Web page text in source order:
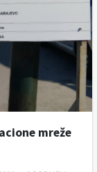
mreže